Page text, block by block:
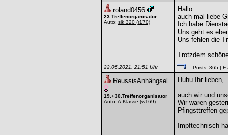
roland0456
23.Treffenorganisator
Auto: slk 320 (r170)
Hallo
auch mal liebe
Ich habe
Uns geht es
Uns fehlen die
Trotzdem
22.05.2021, 21:51 Uhr Posts: 365 | E
ReussisAnhängsel
19.+30.Treffenorganisator
Auto: A-Klasse (w169)
Huhu Ihr lieben,
auch wir und
Wir waren
Pfingsttreffen
Impftechnisch